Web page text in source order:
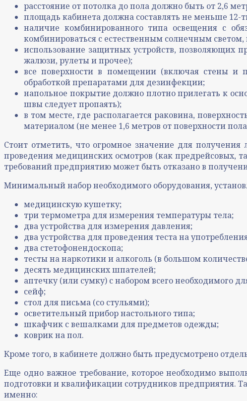
расстояние от потолка до пола должно быть от 2,6
площадь кабинета должна составлять не меньше 12-
наличие комбинированного типа освещения с
комбинироваться с естественным солнечным
использование защитных устройств, позволяющих
жалюзи, рулеты и прочее);
все поверхности в помещении (включая стены и
обработкой препаратами для дезинфекции;
напольное покрытие должно плотно прилегать к
швы следует пропаять);
в том месте, где располагается раковина,
материалом (не менее 1,6 метров от поверхности
Стоит отметить, что огромное значение для
проведения медицинских осмотров (как предрейсовых,
требований предприятию может быть отказано в
Минимальный набор необходимого оборудования,
медицинскую кушетку;
три термометра для измерения температуры тела;
два устройства для измерения давления;
два устройства для проведения теста на
два стетофонендоскопа;
тесты на наркотики и алкоголь (в большом
десять медицинских шпателей;
аптечку (или сумку) с набором всего необходимого
сейф;
стол для письма (со стульями);
осветительный прибор настольного типа;
шкафчик с вешалками для предметов одежды;
коврик на пол.
Кроме того, в кабинете должно быть предусмотрено
Еще одно важное требование, которое необходимо
подготовки и квалификации сотрудников предприятия.
именно: